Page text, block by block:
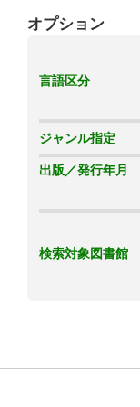
オプション
言語区分
ジャンル指定
出版／発行年月
検索対象図書館